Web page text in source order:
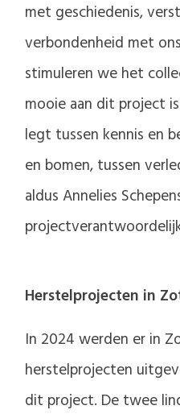
met geschiedenis,
verbondenheid met
stimuleren we het
mooie aan dit project
legt tussen kennis en
en bomen, tussen
aldus Annelies
Herstelprojecten in
In 2024 werden er in
herstelprojecten
dit project. De twee